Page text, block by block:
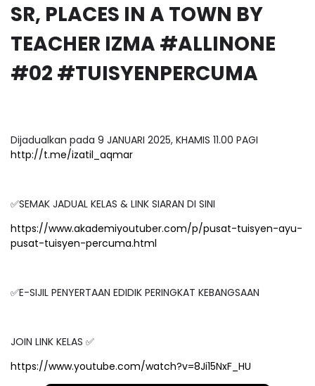
SR, PLACES IN A TOWN BY
TEACHER IZMA #ALLINONE
#02 #TUISYENPERCUMA
Dijadualkan pada 9 JANUARI 2025, KHAMIS 11.00 PAGI
http://t.me/izatil_aqmar
✅SEMAK JADUAL KELAS & LINK SIARAN DI SINI
https://www.akademiyoutuber.com/p/pusat-tuisyen-ayu-
pusat-tuisyen-percuma.html
✅E-SIJIL PENYERTAAN EDIDIK PERINGKAT KEBANGSAAN
JOIN LINK KELAS ✅
https://www.youtube.com/watch?v=8Ji15NxF_HU